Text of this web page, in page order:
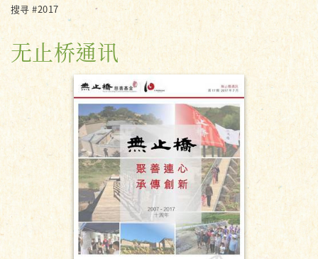
搜寻 #2017
无止桥通讯